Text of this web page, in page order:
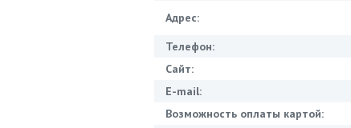
Адрес:
Телефон:
Сайт:
E-mail:
Возможность оплаты картой: